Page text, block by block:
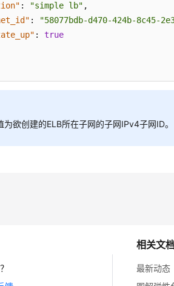
: "simple lb" ,
: "58077bdb-d470-424b-8c45-
:
true
欲创建的ELB所在子网的子网IPv4子网ID。
相关文
最新动态